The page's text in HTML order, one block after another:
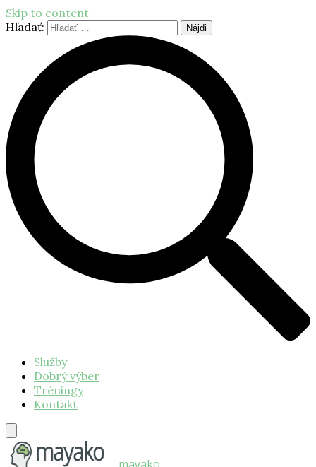
Skip to content
Hľadať:
Služby
Dobrý výber
Tréningy
Kontakt